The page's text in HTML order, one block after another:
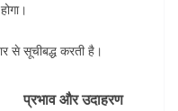
से सूचीबद्ध करती है।
प्रभाव और उदाहरण